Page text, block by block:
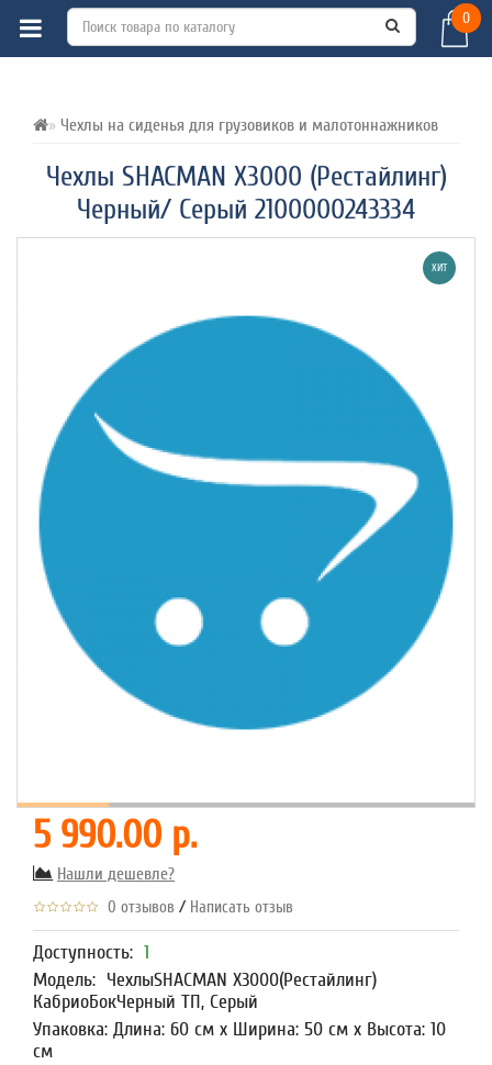
0
Чехлы на сиденья для грузовиков и малотоннажников
Чехлы SHACMAN X3000 (Рестайлинг)
Черный/ Серый 2100000243334
ВСЕ О ТОВАРЕ ХАРАКТЕРИСТИКИ
ХИТ
5 990.00 р.
Нашли дешевле?
0 отзывов / Написать отзыв
Доступность: 1
Модель: ЧехлыSHACMAN X3000(Рестайлинг)
КабриоБокЧерный ТП, Серый
Упаковка: Длина: 60 см x Ширина: 50 см x Высота: 10
см